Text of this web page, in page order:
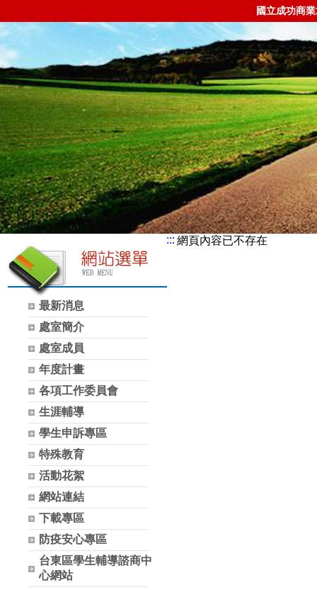
國立成功商
最新消息
處室簡介
處室成員
年度計畫
各項工作委員會
生涯輔導
學生申訴專區
特殊教育
活動花絮
網站連結
下載專區
防疫安心專區
台東區學生輔導諮商中
心網站
::: 網頁內容已不存在